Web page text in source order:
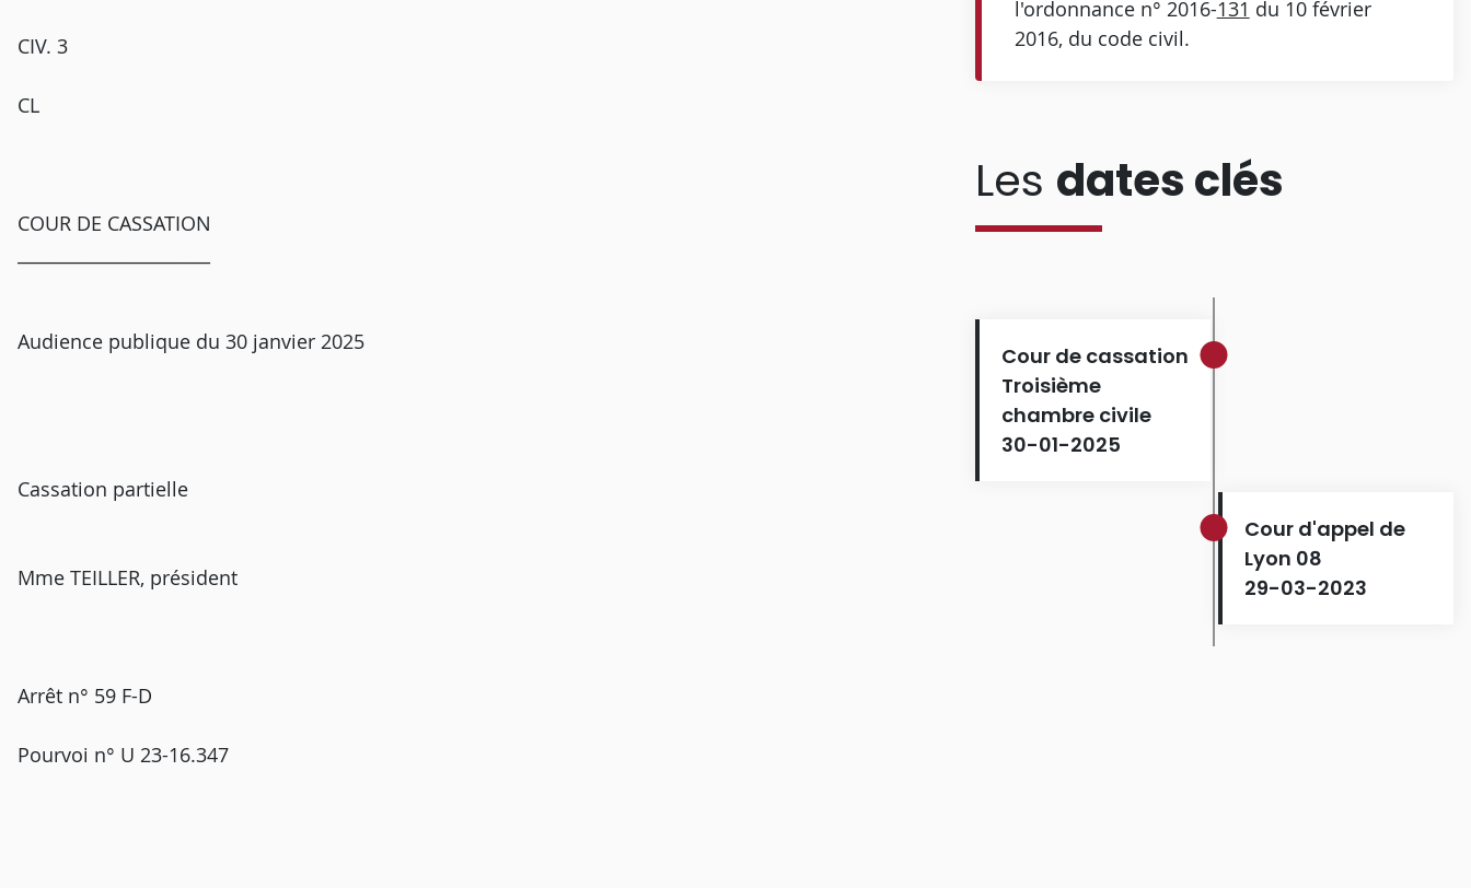
CIV. 3
CL
COUR DE CASSATION
Audience publique du 30 janvier 2025
Cassation partielle
Mme TEILLER, président
Arrêt n° 59 F-D
Pourvoi n° U 23-16.347
l'ordonnance n° 2016-131 du 10 février
2016, du code civil.
Les dates clés
Cour de cassation
Troisième
chambre civile
30-01-2025
Cour d'appel de
Lyon 08
29-03-2023